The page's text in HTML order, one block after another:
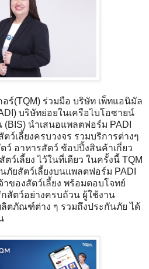
ร์(TQM) ร่วมมือ บริษัท เพ็ทแอนิมัล
บริษัทย่อยในเครือไบโอซายน์
นำเสนอแพลตฟอร์ม PADI
ว์เลี้ยงครบวงจร รวมบริการต่างๆ
ว์ อาหารสัตว์ ช้อปปิ้งสินค้าเกี่ยว
ว์เลี้ยง ไว้ในที่เดียว ในครั้งนี้ TQM
ยสัตว์เลี้ยงบนแพลตฟอร์ม PADI
าของสัตว์เลี้ยง พร้อมตอบโจทย์
สัตว์อย่างครบถ้วน ผู้ใช้งาน
ลิตภัณฑ์ต่าง ๆ รวมถึงประกันภัย ได้